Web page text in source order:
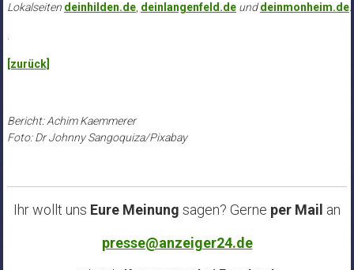
Lokalseiten deinhilden.de, deinlangenfeld.deunddeinmonheim.de.
[zurück]
Bericht: Achim Kaemmerer
Foto: Dr Johnny Sangoquiza/Pixabay
Ihr wollt uns Eure Meinung sagen? Gerne per Mail an
presse@anzeiger24.de